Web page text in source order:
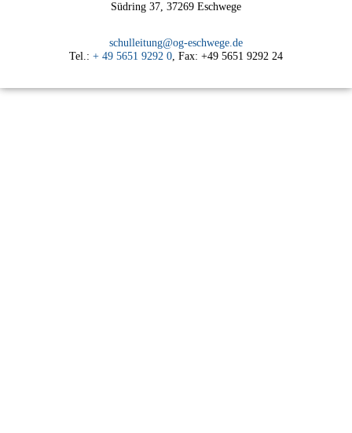
Südring 37, 37269 Eschwege
schulleitung@og-eschwege.de
Tel.: + 49 5651 9292 0, Fax: +49 5651 9292 24